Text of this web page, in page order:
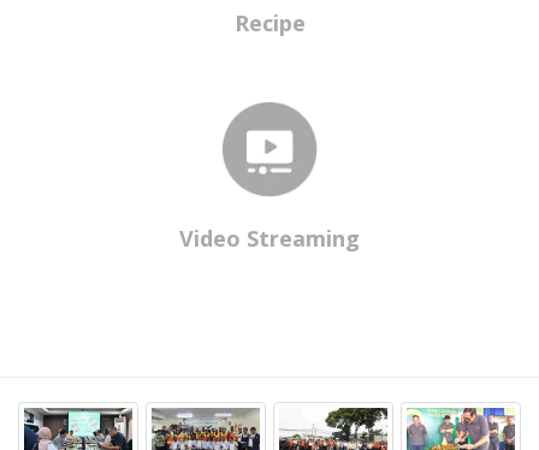
Recipe
Video Streaming